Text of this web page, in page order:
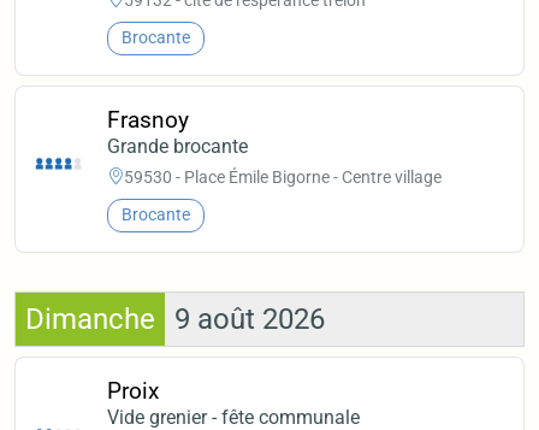
Brocante
Frasnoy
Grande brocante
59530 - Place Émile Bigorne - Centre village
Brocante
Dimanche 9 août 2026
Proix
Vide grenier - fête communale